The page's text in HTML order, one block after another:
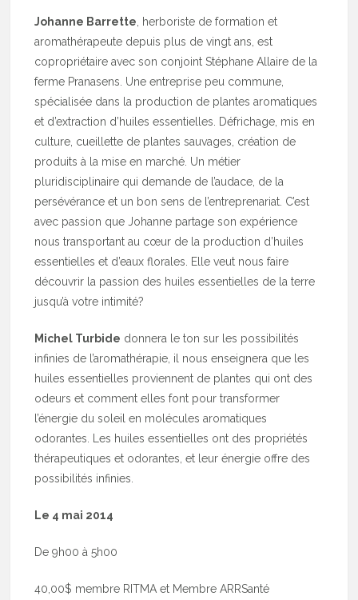
Johanne Barrette , herboriste de formation et
aromathérapeute depuis plus de vingt ans, est
copropriétaire avec son conjoint Stéphane Allaire de la
ferme Pranasens. Une entreprise peu commune,
spécialisée dans la production de plantes aromatiques
et d’extraction d’huiles essentielles. Défrichage, mis en
culture, cueillette de plantes sauvages, création de
produits à la mise en marché. Un métier
pluridisciplinaire qui demande de l’audace, de la
persévérance et un bon sens de l’entreprenariat. C’est
avec passion que Johanne partage son expérience
nous transportant au cœur de la production d’huiles
essentielles et d’eaux florales. Elle veut nous faire
découvrir la passion des huiles essentielles de la terre
jusqu’à votre intimité?
Michel Turbide donnera le ton sur les possibilités
infinies de l’aromathérapie, il nous enseignera que les
huiles essentielles proviennent de plantes qui ont des
odeurs et comment elles font pour transformer
l’énergie du soleil en molécules aromatiques
odorantes. Les huiles essentielles ont des propriétés
thérapeutiques et odorantes, et leur énergie offre des
possibilités infinies.
Le 4 mai 2014
De 9h00 à 5h00
40,00$ membre RITMA et Membre ARRSanté